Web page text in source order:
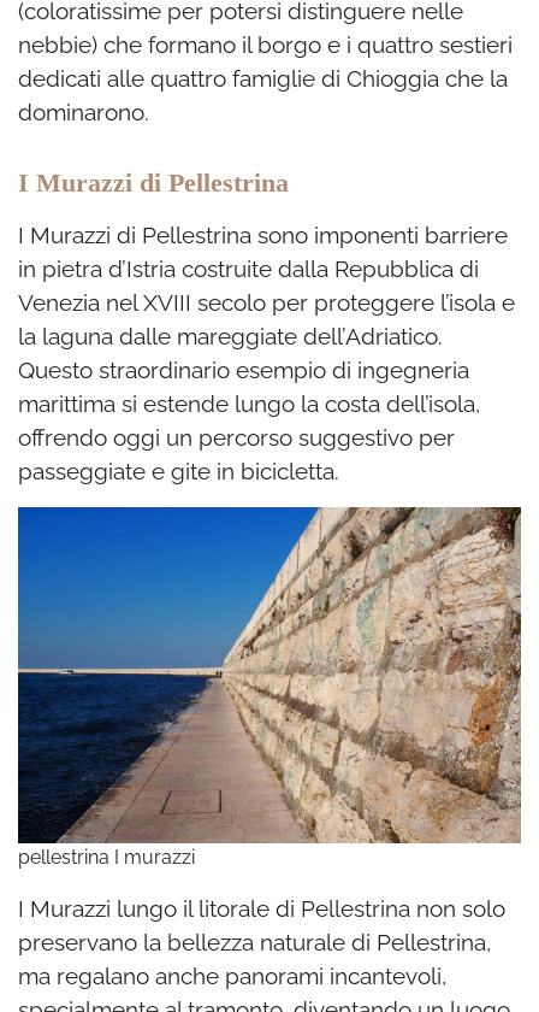
(coloratissime per potersi distinguere nelle
nebbie) che formano il borgo e i quattro sestieri
dedicati alle quattro famiglie di Chioggia che la
dominarono.
I Murazzi di Pellestrina
I Murazzi di Pellestrina sono imponenti barriere
in pietra d’Istria costruite dalla Repubblica di
Venezia nel XVIII secolo per proteggere l’isola e
la laguna dalle mareggiate dell’Adriatico.
Questo straordinario esempio di ingegneria
marittima si estende lungo la costa dell’isola,
offrendo oggi un percorso suggestivo per
passeggiate e gite in bicicletta.
pellestrina I murazzi
I Murazzi lungo il litorale di Pellestrina non solo
preservano la bellezza naturale di Pellestrina,
ma regalano anche panorami incantevoli,